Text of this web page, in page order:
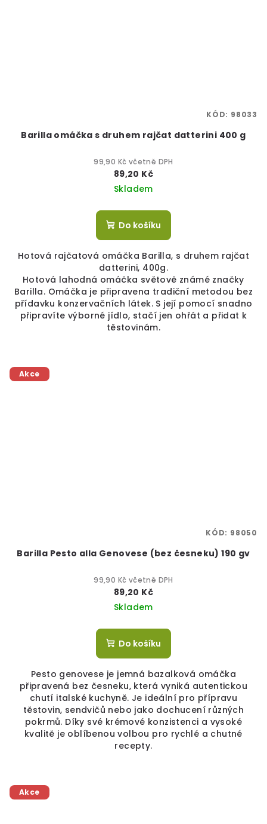
Barilla omáčka s druhem rajčat datterini 400 g
99,90 Kč včetně DPH
89,20 Kč
Skladem
Do košíku
Hotová rajčatová omáčka Barilla, s druhem rajčat
datterini, 400g.
Hotová lahodná omáčka světově známé značky
Barilla. Omáčka je připravena tradiční metodou bez
přídavku konzervačních látek. S její pomocí snadno
připravíte výborné jídlo, stačí jen ohřát a přidat k
těstovinám.
KÓD: 98033
Akce
Barilla Pesto alla Genovese (bez česneku) 190 gv
99,90 Kč včetně DPH
89,20 Kč
Skladem
Do košíku
Pesto genovese je jemná bazalková omáčka
připravená bez česneku, která vyniká autentickou
chutí italské kuchyně. Je ideální pro přípravu
těstovin, sendvičů nebo jako dochucení různých
pokrmů. Díky své krémové konzistenci a vysoké
kvalitě je oblíbenou volbou pro rychlé a chutné
recepty.
KÓD: 98050
Akce